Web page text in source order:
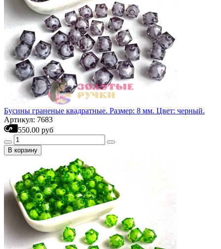
Бусины граненые квадратные. Размер: 8 мм. Цвет: черный.
Артикул: 7683
550.00 руб
В корзину